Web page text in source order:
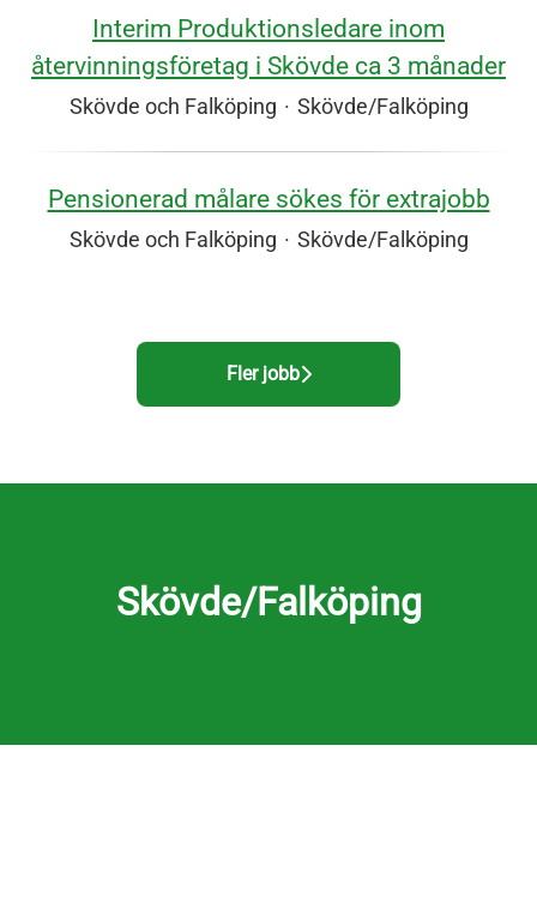
Interim Produktionsledare inom
återvinningsföretag i Skövde ca 3 månader
Skövde och Falköping · Skövde/Falköping
Pensionerad målare sökes för extrajobb
Skövde och Falköping · Skövde/Falköping
Fler jobb
Skövde/Falköping